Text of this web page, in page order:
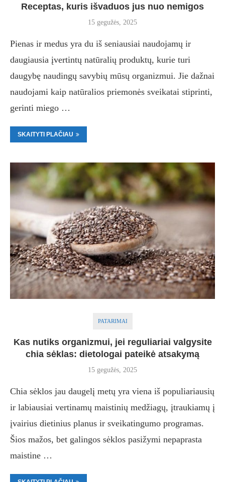
Receptas, kuris išvaduos jus nuo nemigos
15 gegužės, 2025
Pienas ir medus yra du iš seniausiai naudojamų ir
daugiausia įvertintų natūralių produktų, kurie turi
daugybę naudingų savybių mūsų organizmui. Jie dažnai
naudojami kaip natūralios priemonės sveikatai stiprinti,
gerinti miego …
SKAITYTI PLAČIAU
PATARIMAI
Kas nutiks organizmui, jei reguliariai valgysite
chia sėklas: dietologai pateikė atsakymą
15 gegužės, 2025
Chia sėklos jau daugelį metų yra viena iš populiariausių
ir labiausiai vertinamų maistinių medžiagų, įtraukiamų į
įvairius dietinius planus ir sveikatingumo programas.
Šios mažos, bet galingos sėklos pasižymi nepaprasta
maistine …